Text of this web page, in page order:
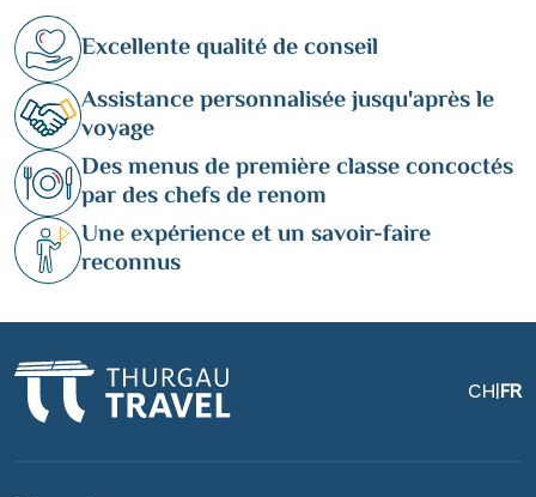
Excellente qualité de conseil
Assistance personnalisée jusqu'après le
voyage
Des menus de première classe concoctés
par des chefs de renom
Une expérience et un savoir-faire
reconnus
CH|FR